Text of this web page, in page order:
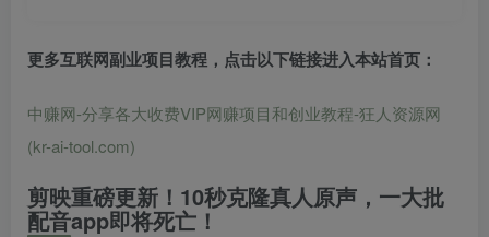
更多互联网副业项目教程，点击以下链接进入本站首页 ：
中赚网-分享各大收费VIP网赚项目和创业教程-狂人资源网
(kr-ai-tool.com)
剪映重磅更新！10秒克隆真人原声，一大批
配音app即将死亡！